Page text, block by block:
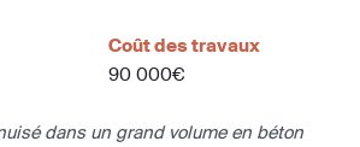
Coût des travaux
90 000€
dans un grand volume en béton